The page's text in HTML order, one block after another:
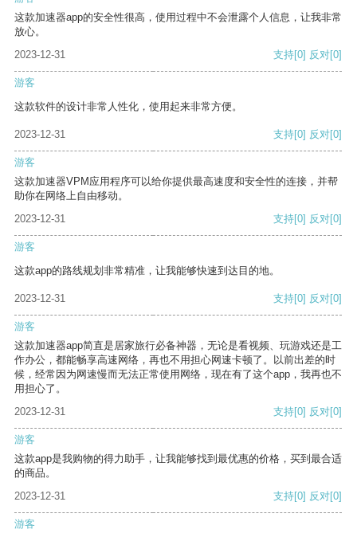
这款加速器app的安全性很高，使用过程中不会泄露个人信息，让我非常
放心。
2023-12-31
支持[0] 反对[0]
游客
这款软件的设计非常人性化，使用起来非常方便。
2023-12-31 支持[0] 反对[0]
游客
这款加速器VPM应用程序可以给你提供最高速度和安全性的连接，并帮
助你在网络上自由移动。
2023-12-31
支持[0] 反对[0]
游客
这款app的路线规划非常精准，让我能够快速到达目的地。
2023-12-31 支持[0] 反对[0]
游客
这款加速器app简直是居家旅行必备神器，无论是看视频、玩游戏还是工
作办公，都能畅享高速网络，再也不用担心网速卡顿了。以前出差的时
候，经常因为网速慢而无法正常使用网络，现在有了这个app，我再也不
用担心了。
2023-12-31
支持[0] 反对[0]
游客
这款app是我购物的得力助手，让我能够找到最优惠的价格，买到最合适
的商品。
2023-12-31
支持[0] 反对[0]
游客